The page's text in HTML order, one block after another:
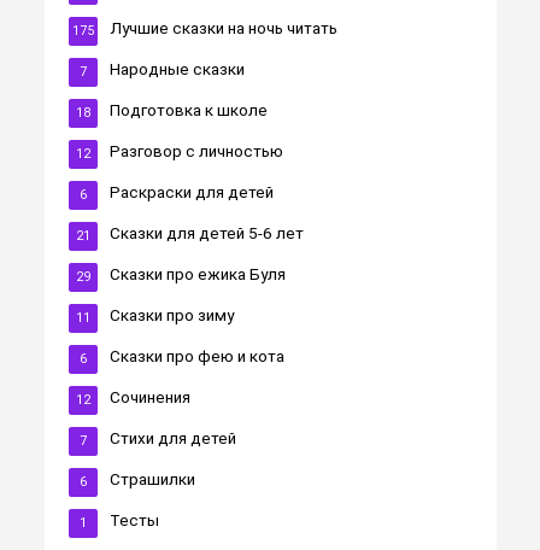
Лучшие сказки на ночь читать
175
Народные сказки
7
Подготовка к школе
18
Разговор с личностью
12
Раскраски для детей
6
Сказки для детей 5-6 лет
21
Сказки про ежика Буля
29
Сказки про зиму
11
Сказки про фею и кота
6
Сочинения
12
Стихи для детей
7
Страшилки
6
Тесты
1